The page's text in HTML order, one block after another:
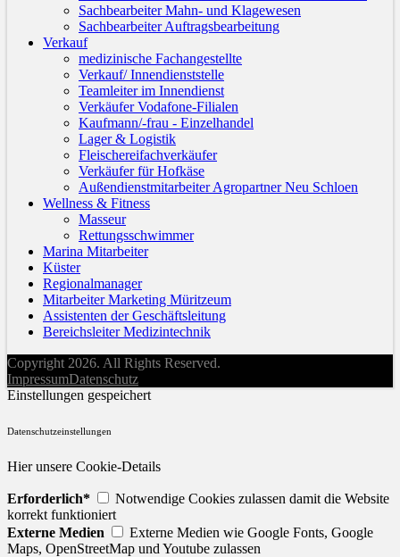
Sachbearbeiter Mahn- und Klagewesen
Sachbearbeiter Auftragsbearbeitung
Verkauf
medizinische Fachangestellte
Verkauf/ Innendienststelle
Teamleiter im Innendienst
Verkäufer Vodafone-Filialen
Kaufmann/-frau - Einzelhandel
Lager & Logistik
Fleischereifachverkäufer
Verkäufer für Hofkäse
Außendienstmitarbeiter Agropartner Neu Schloen
Wellness & Fitness
Masseur
Rettungsschwimmer
Marina Mitarbeiter
Küster
Regionalmanager
Mitarbeiter Marketing Müritzeum
Assistenten der Geschäftsleitung
Bereichsleiter Medizintechnik
Copyright 2026. All Rights Reserved.
ImpressumDatenschutz
Einstellungen gespeichert
Datenschutzeinstellungen
Hier unsere Cookie-Details
Erforderlich*
Notwendige Cookies zulassen damit die Website
korrekt funktioniert
Externe Medien
Externe Medien wie Google Fonts, Google
Maps, OpenStreetMap und Youtube zulassen